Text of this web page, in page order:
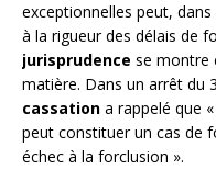
exceptionnelles peut,
à la rigueur des délais de
jurisprudence se montre
matière. Dans un arrêt du
cassation a rappelé que
peut constituer un cas de
échec à la forclusion ».